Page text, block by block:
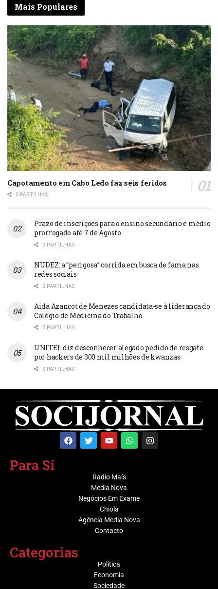
Mais Populares
Capotamento em Cabo Ledo faz seis feridos
0 PARTILHAS
Prazo de inscrições para o ensino secundário e médio
prorrogado até 7 de Agosto
0 PARTILHAS
NUDEZ: a “perigosa” corrida em busca de fama nas
redes sociais
0 PARTILHAS
Aida Azancot de Menezes candidata-se à liderança do
Colégio de Medicina do Trabalho
0 PARTILHAS
UNITEL diz desconhecer alegado pedido de resgate
por hackers de 300 mil milhões de kwanzas
0 PARTILHAS
Para Sí
Radio Maís
Media Nova
Negócios Em Exame
Chiola
Agência Media Nova
Contacto
Categorias
Política
Economia
Sociedade